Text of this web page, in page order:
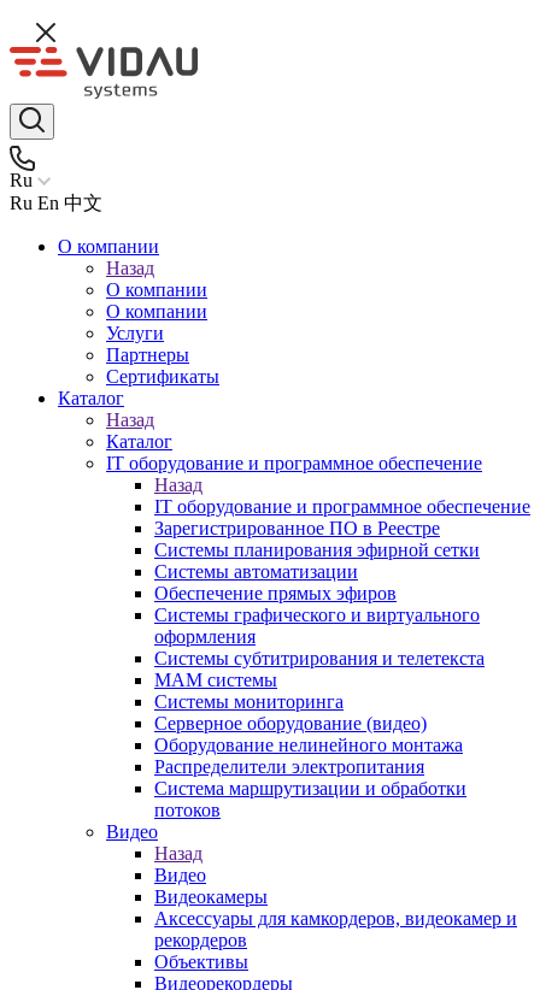
Ru
Ru En 中文
О компании
Назад
О компании
О компании
Услуги
Партнеры
Сертификаты
Каталог
Назад
Каталог
IT оборудование и программное обеспечение
Назад
IT оборудование и программное обеспечение
Зарегистрированное ПО в Реестре
Системы планирования эфирной сетки
Системы автоматизации
Обеспечение прямых эфиров
Системы графического и виртуального
оформления
Системы субтитрирования и телетекста
MAM системы
Системы мониторинга
Серверное оборудование (видео)
Оборудование нелинейного монтажа
Распределители электропитания
Система маршрутизации и обработки
потоков
Видео
Назад
Видео
Видеокамеры
Аксессуары для камкордеров, видеокамер и
рекордеров
Объективы
Видеорекордеры